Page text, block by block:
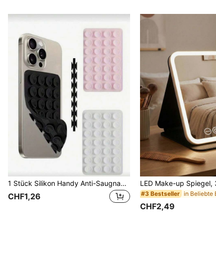
1 Stück Silikon Handy Anti-Saugnapf, 28 Stück Silikon Saugnäpfe (selbstklebende Saugnapf-Pads), Handy Anti-Aufkleber, Handy Powerbank Saugnapf-Pad (kompatibel mit iPhone, Android Handys), Geburtstagsgeschenk, Handyhalter für Familie/Freunde, Handy-Ständer, Handy-Zubehör
CHF1,26 #3 Bestseller
CHF2,49